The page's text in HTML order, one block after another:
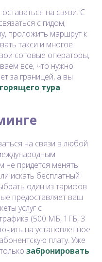
на связи. С
с гидом,
проложить маршрут к
такси и многое
сотовые операторы,
все, что нужно
за границей, а вы
горящего тура.
на связи в любой
не придется менять
искать бесплатный
один из тарифов
предоставляет ваш
услуг с
(500 МБ, 1ГБ, 3
на установленное
плату. Уже
забронировать